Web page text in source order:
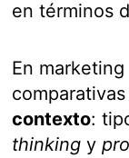
en términos
En
contexto:
thinking y